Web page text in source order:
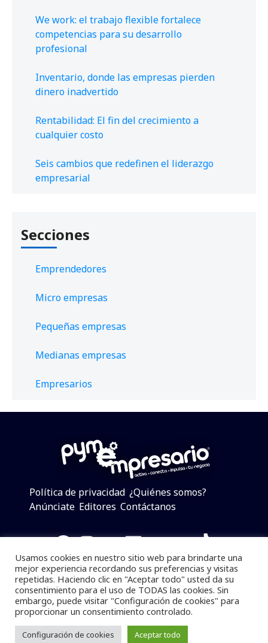
We work: el trabajo flexible fortalece
competencias para su desarrollo
profesional
Inventario, donde las empresas pierden
dinero inadvertido
Rentabilidad: El fin del crecimiento a
cualquier costo
Seis cambios que redefinen el liderazgo
empresarial
Secciones
Emprendedores
Micro empresas
Pequeñas empresas
Medianas empresas
Empresarios
Política de privacidad ¿Quiénes somos?
Anúnciate Editores Contáctanos
Facebook
Instagram
Twitter
LinkedIn
Telegram
YouTube
TikTok
Pymempresario © 2025 Todos los derechos reservados.
Se prohibe el uso de la información total o parcial sin
dar referencia a la fuente.
Usamos cookies en nuestro sitio web para brindarte una
mejor experiencia recordando sus preferencias y visitas
repetidas. Haciendo clic en "Aceptar todo" usted da su
consentimiento para el uso de TODAS las cookies. Sin
embargo, puede visitar "Configuración de cookies" para
proporcionar un consentimiento controlado.
Configuración de cookies Aceptar todo